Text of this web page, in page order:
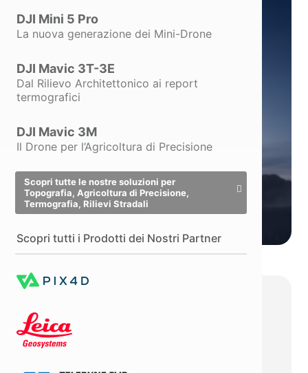
DJI Mini 5 Pro
La nuova generazione dei Mini-Drone
DJI Mavic 3T-3E
Dal Rilievo Architettonico ai report
termografici
DJI Mavic 3M
Il Drone per l’Agricoltura di Precisione
Scopri tutte le nostre soluzioni per
Topografia, Agricoltura di Precisione,
Termografia, Rilievi Stradali
Scopri tutti i Prodotti dei Nostri Partner
Prestazioni eccellenti in
ambienti poco illuminati
Ogni Scenario